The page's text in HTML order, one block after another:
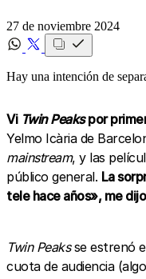
27 de noviembre 2024
Hay una intención de
Vi Twin Peakspor
Yelmo Icària de
mainstream, y las
público general. La
tele hace años», me
Twin Peaksse estrenó
cuota de audiencia